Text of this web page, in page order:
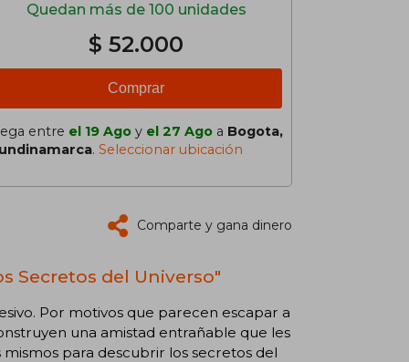
Quedan más de 100 unidades
$ 52.000
Comprar
entre el 19 Ago y el 27 Ago a Bogota,
. Seleccionar ubicación
Comparte y gana dinero
Secretos del Universo"
Por motivos que parecen escapar a
una amistad entrañable que les
para descubrir los secretos del